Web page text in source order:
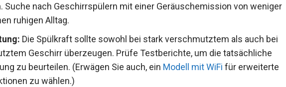
Suche nach Geschirrspülern mit einer Geräuschemission von weniger
ruhigen Alltag.
Die Spülkraft sollte sowohl bei stark verschmutztem als auch bei
Geschirr überzeugen. Prüfe Testberichte, um die tatsächliche
zu beurteilen. (Erwägen Sie auch, ein Modell mit WiFi für erweiterte
zu wählen.)